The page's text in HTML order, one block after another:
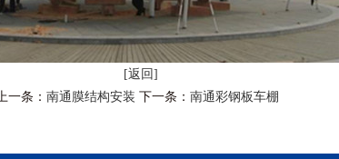
[返回]
一条： 南通膜结构安装 下一条： 南通彩钢板车棚